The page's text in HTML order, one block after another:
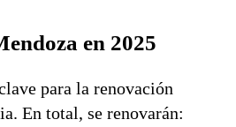
en 2025
para la renovación
En total, se renovarán: